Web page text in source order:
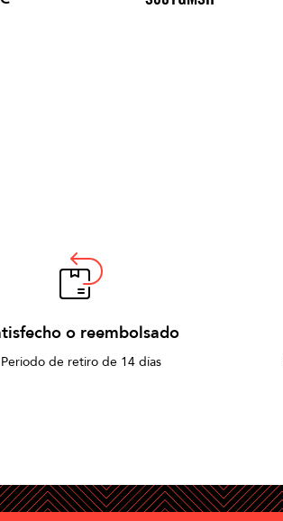
o reembolsado
Periodo de retiro de 14 días